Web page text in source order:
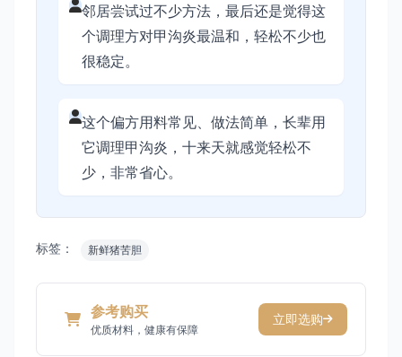
邻居尝试过不少方法，最后还是觉得这
个调理方对甲沟炎最温和，轻松不少也
很稳定。
这个偏方用料常见、做法简单，长辈用
它调理甲沟炎，十来天就感觉轻松不
少，非常省心。
标签： 新鲜猪苦胆
参考购买
优质材料，健康有保障
立即选购